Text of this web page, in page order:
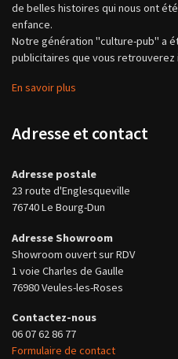
de belles histoires qui nous ont
enfance.
Notre génération "culture-pub" a
publicitaires que vous retrouverez
En savoir plus
Adresse et contact
Adresse postale
23 route d'Englesqueville
76740 Le Bourg-Dun
Adresse Showroom
Showroom ouvert sur RDV
1 voie Charles de Gaulle
76980 Veules-les-Roses
Contactez-nous
06 07 62 86 77
Formulaire de contact